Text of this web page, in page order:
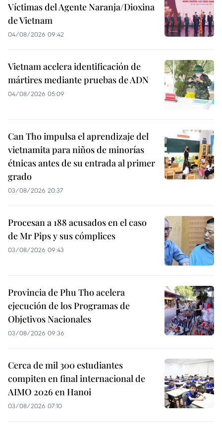
Víctimas del Agente Naranja/Dioxina
de Vietnam
04/08/2026 09:42
Vietnam acelera identificación de
mártires mediante pruebas de ADN
04/08/2026 05:09
Can Tho impulsa el aprendizaje del
vietnamita para niños de minorías
étnicas antes de su entrada al primer
grado
03/08/2026 20:37
Procesan a 188 acusados en el caso
de Mr Pips y sus cómplices
03/08/2026 09:43
Provincia de Phu Tho acelera
ejecución de los Programas de
Objetivos Nacionales
03/08/2026 09:36
Cerca de mil 300 estudiantes
compiten en final internacional de
AIMO 2026 en Hanoi
03/08/2026 07:10